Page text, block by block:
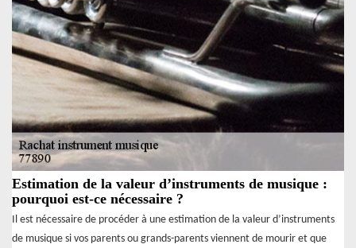
Estimation de la valeur d’instruments de musique :
pourquoi est-ce nécessaire ?
Il est nécessaire de procéder à une estimation de la valeur d’instruments
de musique si vos parents ou grands-parents viennent de mourir et que